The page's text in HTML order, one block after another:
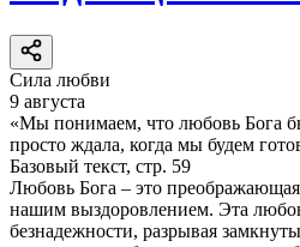
Сила любви
9 августа
«Мы понимаем, что любовь Бога
просто ждала, когда мы будем
Базовый текст, стр. 59
Любовь Бога – это
нашим выздоровлением. Эта
безнадежности, разрывая